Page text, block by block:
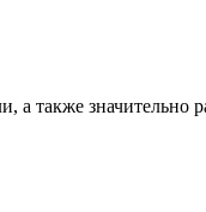
а также значительно